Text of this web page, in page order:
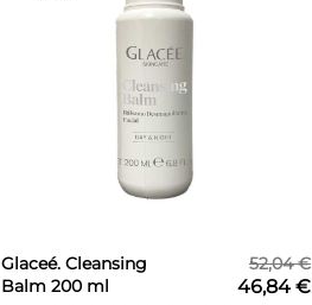
Glaceé. Cleansing
Balm 200 ml
52,04 €
46,84 €